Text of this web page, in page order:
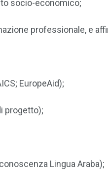
socio-economico;
professionale, e
EuropeAid);
progetto);
Lingua Araba);